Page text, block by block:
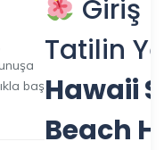
baş
Giriş
Tatilin
Hawaii
Beach